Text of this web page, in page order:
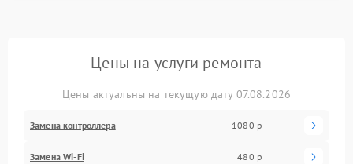
Цены на услуги ремонта
Цены актуальны на текущую дату 07.08.2026
Замена контроллера 1080 р
Замена Wi-Fi 480 р